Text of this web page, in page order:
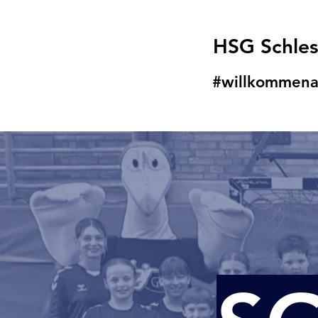
HSG